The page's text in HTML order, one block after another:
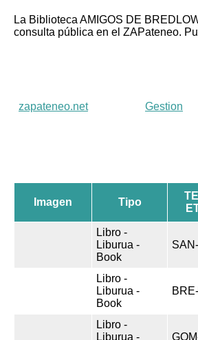
La Biblioteca AMIGOS DE
consulta pública en el ZAPateneo.
zapateneo.net Gestion
Imagen Tipo
Libro -
Liburua -
Book
Libro -
Liburua -
Book
Libro -
Liburua -